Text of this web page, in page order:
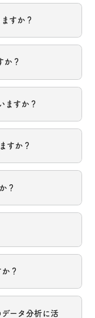
すか？
か？
ますか？
すか？
？
？
ータ分析に活